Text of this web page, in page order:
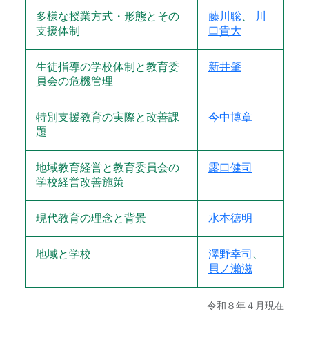
多様な授業方式・形態とその
支援体制
藤川聡
川
口貴大
生徒指導の学校体制と教育委
員会の危機管理
新井肇
特別支援教育の実際と改善課
題
今中博章
地域教育経営と教育委員会の
学校経営改善施策
露口健司
現代教育の理念と背景 水本徳明
地域と学校 澤野幸司
貝ノ瀨滋
令和８年４月現在